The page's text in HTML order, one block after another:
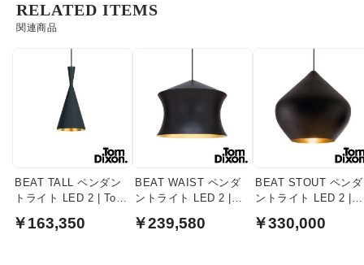
関連商品
RELATED ITEMS
BEAT TALL ペンダン
トライト LED 2 | Tom
￥163,350
BEAT WAIST ペンダ
ントライト LED 2 |
￥239,580
BEAT STOUT ペンダ
ントライト LED 2 |
￥330,000